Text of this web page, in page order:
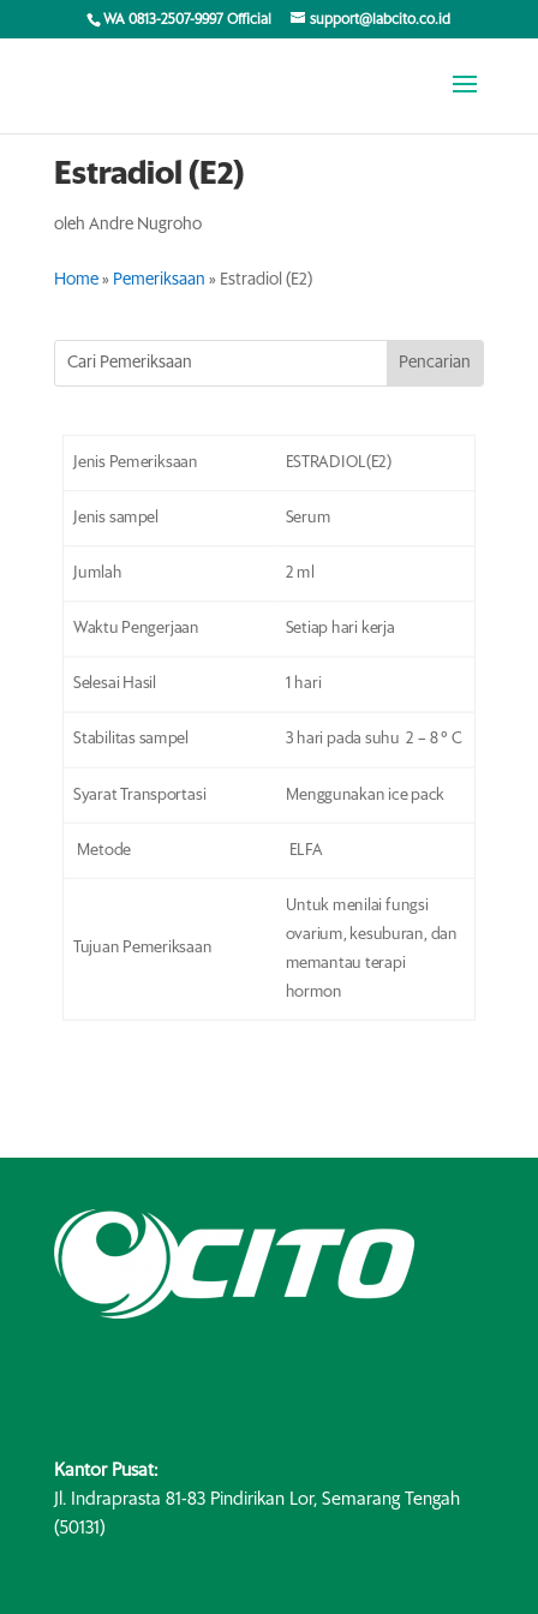
WA 0813-2507-9997 Official support@labcito.co.id
Estradiol (E2)
oleh Andre Nugroho
Home» Pemeriksaan » Estradiol (E2)
Jenis Pemeriksaan ESTRADIOL(E2)
Jenis sampel Serum
Jumlah 2 ml
Waktu Pengerjaan Setiap hari kerja
Selesai Hasil 1 hari
Stabilitas sampel 3 hari pada suhu 2 – 8 ° C
Syarat Transportasi Menggunakan ice pack
Metode ELFA
Tujuan Pemeriksaan
Untuk menilai fungsi
ovarium, kesuburan, dan
memantau terapi
hormon
Kantor Pusat:
Jl. Indraprasta 81-83 Pindirikan Lor, Semarang Tengah
(50131)